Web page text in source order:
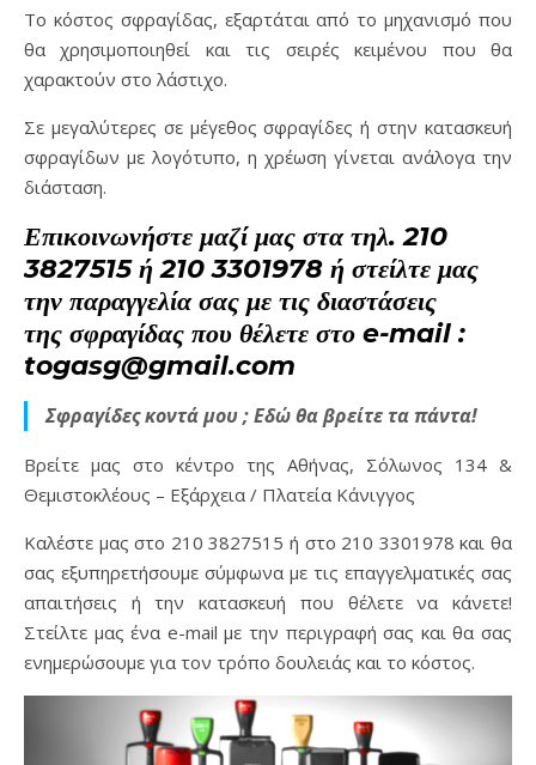
Το κόστος σφραγίδας, εξαρτάται από το μηχανισμό που
θα χρησιμοποιηθεί και τις σειρές κειμένου που θα
χαρακτούν στο λάστιχο.
Σε μεγαλύτερες σε μέγεθος σφραγίδες ή στην κατασκευή
σφραγίδων με λογότυπο, η χρέωση γίνεται ανάλογα την
διάσταση.
Επικοινωνήστε μαζί μας στα τηλ. 210
3827515 ή 210 3301978 ή στείλτε μας
την παραγγελία σας με τις διαστάσεις
της σφραγίδας που θέλετε στο e-mail :
togasg@gmail.com
Σφραγίδες κοντά μου ; Εδώ θα βρείτε τα πάντα!
Βρείτε μας στο κέντρο της Αθήνας, Σόλωνος 134 &
Θεμιστοκλέους – Εξάρχεια / Πλατεία Κάνιγγος
Καλέστε μας στο 210 3827515 ή στο 210 3301978 και θα
σας εξυπηρετήσουμε σύμφωνα με τις επαγγελματικές σας
απαιτήσεις ή την κατασκευή που θέλετε να κάνετε!
Στείλτε μας ένα e-mail με την περιγραφή σας και θα σας
ενημερώσουμε για τον τρόπο δουλειάς και το κόστος.